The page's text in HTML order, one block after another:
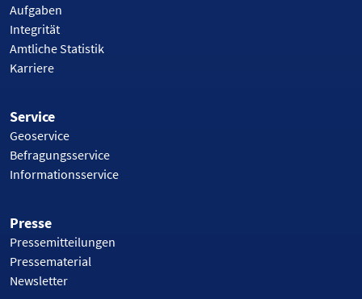
Aufgaben
Integrität
Amtliche Statistik
Karriere
Service
Geoservice
Befragungsservice
Informationsservice
Presse
Pressemitteilungen
Pressematerial
Newsletter